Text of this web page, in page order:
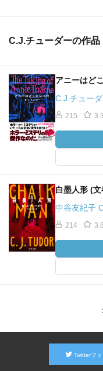
C.J.チューダーの作品
アニーはど
C.J.チュー
215
白墨人形 (
中谷友紀子
214
Twitterフ